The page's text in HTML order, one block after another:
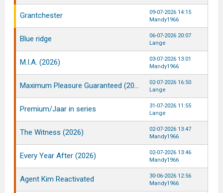
Grantchester
09-07-2026 14:15
Mandy1966
Blue ridge
06-07-2026 20:07
Lange
M.I.A. (2026)
03-07-2026 13:01
Mandy1966
Maximum Pleasure Guaranteed (2026)
02-07-2026 16:50
Lange
Premium/Jaar in series
31-07-2026 11:55
Lange
The Witness (2026)
02-07-2026 13:47
Mandy1966
Every Year After (2026)
02-07-2026 13:46
Mandy1966
Agent Kim Reactivated
30-06-2026 12:56
Mandy1966